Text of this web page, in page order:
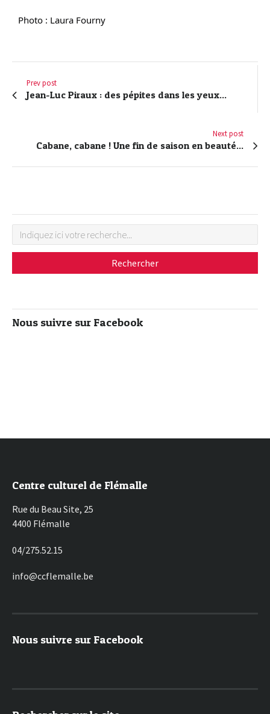
Photo : Laura Fourny
Prev post
Jean-Luc Piraux : des pépites dans les yeux...
Next post
Cabane, cabane ! Une fin de saison en beauté...
Nous suivre sur Facebook
Centre culturel de Flémalle
Rue du Beau Site, 25
4400 Flémalle
04/275.52.15
info@ccflemalle.be
Nous suivre sur Facebook